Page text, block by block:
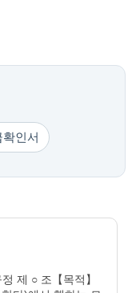
인서
제 ○ 조【목적】